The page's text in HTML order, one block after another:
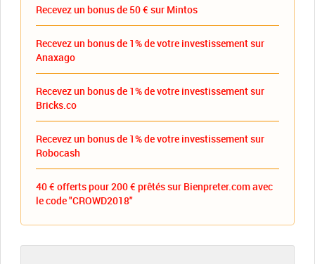
Recevez un bonus de 50 € sur Mintos
Recevez un bonus de 1% de votre investissement sur
Anaxago
Recevez un bonus de 1% de votre investissement sur
Bricks.co
Recevez un bonus de 1% de votre investissement sur
Robocash
40 € offerts pour 200 € prêtés sur Bienpreter.com avec
le code "CROWD2018"